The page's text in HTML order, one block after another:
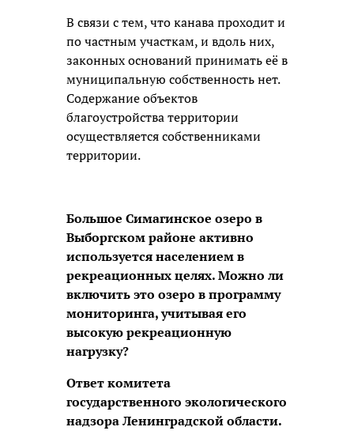
В связи с тем, что канава проходит и
по частным участкам, и вдоль них,
законных оснований принимать её в
муниципальную собственность нет.
Содержание объектов
благоустройства территории
осуществляется собственниками
территории.
Большое Симагинское озеро в
Выборгском районе активно
используется населением в
рекреационных целях. Можно ли
включить это озеро в программу
мониторинга, учитывая его
высокую рекреационную
нагрузку?
Ответ комитета
государственного экологического
надзора Ленинградской области.